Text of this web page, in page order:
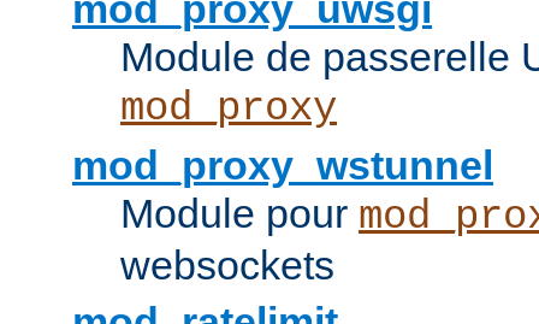
Module de passerelle
mod_proxy
mod_proxy_wstunnel
Module pour
websockets